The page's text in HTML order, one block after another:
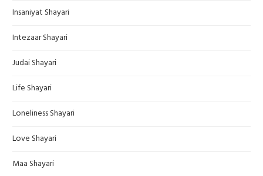
Insaniyat Shayari
Intezaar Shayari
Judai Shayari
Life Shayari
Loneliness Shayari
Love Shayari
Maa Shayari